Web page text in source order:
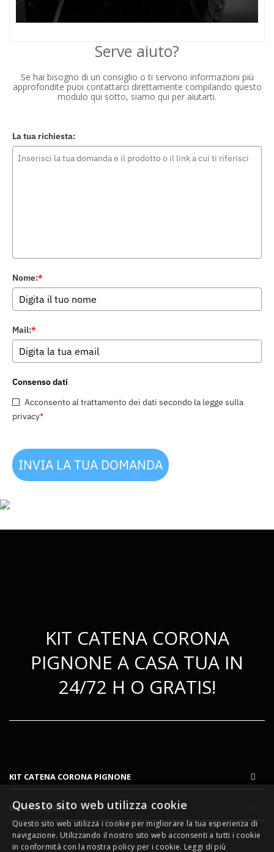
Serve aiuto?
Se hai bisogno di un consiglio o ti servono informazioni più
approfondite puoi contattarci direttamente compilando questo
modulo qui sotto, siamo qui per aiutarti.
La tua richiesta:
Nome:*
Mail:*
Consenso dati
Acconsento al trattamento dei dati secondo la legge sulla
privacy*
INVIA LA TUA DOMANDA
KIT CATENA CORONA
PIGNONE A CASA TUA IN
24/72 H O GRATIS!
KIT CATENA CORONA PIGNONE
INFORMAZIONI
Questo sito web utilizza cookie
Questo sito web utilizza i cookie per migliorare la tua esperienza di
navigazione. Utilizzando il nostro sito web acconsenti a tutti i cookie
in conformità con la nostra policy per i cookie. Leggi di più